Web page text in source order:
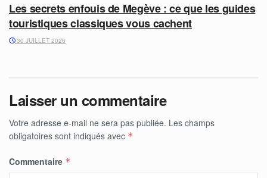
Les secrets enfouis de Megève : ce que les guides
touristiques classiques vous cachent
30 JUILLET 2026
Laisser un commentaire
Votre adresse e-mail ne sera pas publiée. Les champs
obligatoires sont indiqués avec *
Commentaire *